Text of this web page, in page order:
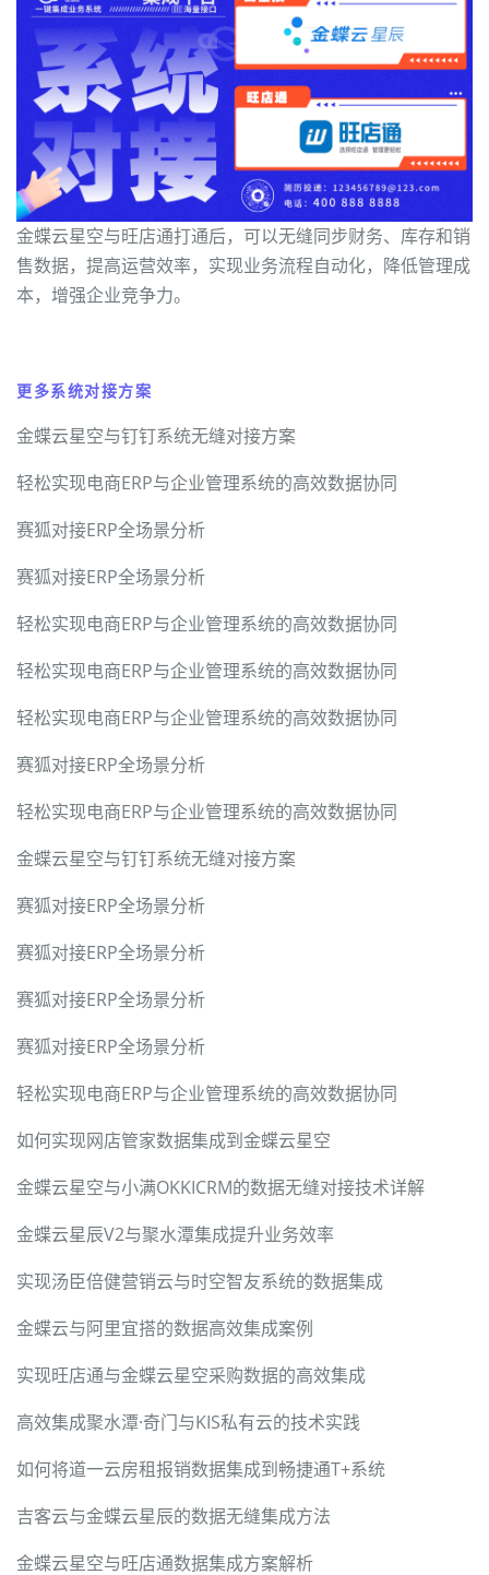
金蝶云星空与旺店通打通后，可以无缝同步财务、库存和销
售数据，提高运营效率，实现业务流程自动化，降低管理成
本，增强企业竞争力。
更多系统对接方案
金蝶云星空与钉钉系统无缝对接方案
轻松实现电商ERP与企业管理系统的高效数据协同
赛狐对接ERP全场景分析
赛狐对接ERP全场景分析
轻松实现电商ERP与企业管理系统的高效数据协同
轻松实现电商ERP与企业管理系统的高效数据协同
轻松实现电商ERP与企业管理系统的高效数据协同
赛狐对接ERP全场景分析
轻松实现电商ERP与企业管理系统的高效数据协同
金蝶云星空与钉钉系统无缝对接方案
赛狐对接ERP全场景分析
赛狐对接ERP全场景分析
赛狐对接ERP全场景分析
赛狐对接ERP全场景分析
轻松实现电商ERP与企业管理系统的高效数据协同
如何实现网店管家数据集成到金蝶云星空
金蝶云星空与小满OKKICRM的数据无缝对接技术详解
金蝶云星辰V2与聚水潭集成提升业务效率
实现汤臣倍健营销云与时空智友系统的数据集成
金蝶云与阿里宜搭的数据高效集成案例
实现旺店通与金蝶云星空采购数据的高效集成
高效集成聚水潭·奇门与KIS私有云的技术实践
如何将道一云房租报销数据集成到畅捷通T+系统
吉客云与金蝶云星辰的数据无缝集成方法
金蝶云星空与旺店通数据集成方案解析